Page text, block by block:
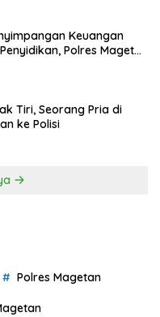
Keuangan
Polres Magetan
Tiri, Seorang Pria di
ke Polisi
Polres Magetan